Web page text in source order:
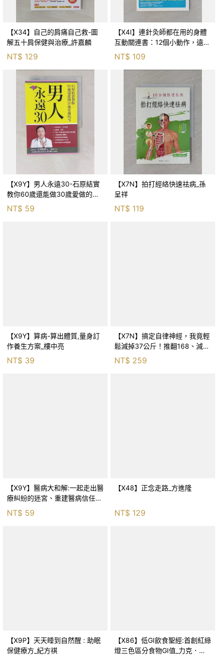
【X34】自己的肩痛自己救-圖
解五十肩保健與治療_許嘉麟
NT$ 129
【X4I】連針灸師都在用的身體
互動關連書：12個小動作，遠離
大小病痛_野山文博，長安靖
NT$ 109
【X9Y】男人永遠30-石原結實
教你60歲還能做30歲愛做的事_
石原結實
NT$ 59
【X7N】拍打經絡快速祛病_孫
呈祥
NT$ 119
【X9Y】算病-算出體質,量身訂
作養生方案_樓中亮
NT$ 39
【X7N】搞定自律神經，我竟輕
鬆減掉37公斤！推翻168、減
醣、斷食迷思，只要平衡腦內神
經&amp;荷爾蒙，餐餐吃飽不復
NT$ 259
【X9Y】醫病大和解:一起走出醫
療糾紛的迷宮、重建醫病信任關
係_李詩應, 陳永綺
NT$ 59
【X48】正念走路_方進隆
NT$ 129
【X9P】天天睡到自然醒 : 助眠
保健療方_紀方祺
【X86】低GI飲食聖經:首創紅綠
燈三色區分食物GI值_力克．蓋